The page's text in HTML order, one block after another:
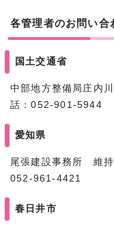
各管理者のお問い合
国土交通省
中部地方整備局庄内
話：052-901-5944
愛知県
尾張建設事務所 維
052-961-4421
春日井市